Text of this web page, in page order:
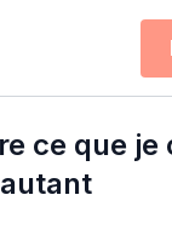
ce que je